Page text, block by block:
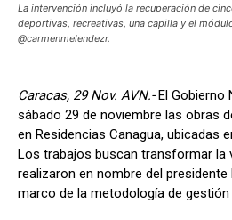
La intervención incluyó la recuperación de
deportivas, recreativas, una capilla y el
@carmenmelendezr.
Caracas, 29 Nov. AVN.-El Gobierno
sábado 29 de noviembre las obras
en Residencias Canagua, ubicadas
Los trabajos buscan transformar la
realizaron en nombre del
marco de la metodología de gestión